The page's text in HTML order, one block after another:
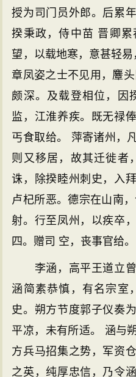
授为司门员外郎。后累
揆秉政，侍中苗 晋卿累
望，以载地寒，意甚轻
章凤姿之士不见用，麞
颇深。及载登相位，因
监，江淮养疾。既无禄
丐食取给。 萍寄诸州，
则又移居，故其迁徙者
诛，除揆睦州刺史，入
卢杞所恶。德宗在山南
射。行至凤州，以疾卒
四。赠司 空，丧事官给。
李涵，高平王道立曾
涵简素恭慎，有名宗室
史。朔方节度郭子仪奏
平凉，未有所适。 涵与
方兵马招集之势，军资
之英，纯厚忠信，乃令